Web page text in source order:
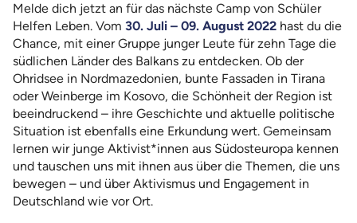
Melde dich jetzt an für das nächste Camp von Schüler
Helfen Leben. Vom 30. Juli – 09. August 2022 hast du die
Chance, mit einer Gruppe junger Leute für zehn Tage die
südlichen Länder des Balkans zu entdecken. Ob der
Ohridsee in Nordmazedonien, bunte Fassaden in Tirana
oder Weinberge im Kosovo, die Schönheit der Region ist
beeindruckend – ihre Geschichte und aktuelle politische
Situation ist ebenfalls eine Erkundung wert. Gemeinsam
lernen wir junge Aktivist*innen aus Südosteuropa kennen
und tauschen uns mit ihnen aus über die Themen, die uns
bewegen – und über Aktivismus und Engagement in
Deutschland wie vor Ort.